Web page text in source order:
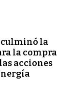
la
la compra
las acciones